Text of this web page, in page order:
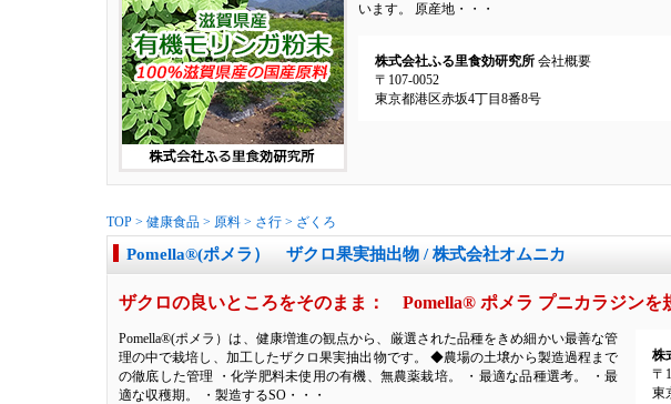
います。 原産地・・・
株式会社ふる里食効研究所 会社概要
〒107-0052
東京都港区赤坂4丁目8番8号
TOP > 健康食品 > 原料 > さ行 > ざくろ
Pomella®(ポメラ） ザクロ果実抽出物 / 株式会社オムニカ
ザクロの良いところをそのまま： Pomella® ポメラ プニカラジンを
Pomella®(ポメラ）は、健康増進の観点から、厳選された品種をきめ細かい最善な管
理の中で栽培し、加工したザクロ果実抽出物です。 ◆農場の土壌から製造過程まで
の徹底した管理 ・化学肥料未使用の有機、無農薬栽培。 ・最適な品種選考。 ・最
適な収穫期。 ・製造するSO・・・
株
〒
東